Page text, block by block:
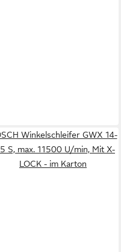
Winkelschleifer GWX 14-
S, max. 11500 U/min, Mit X-
LOCK - im Karton